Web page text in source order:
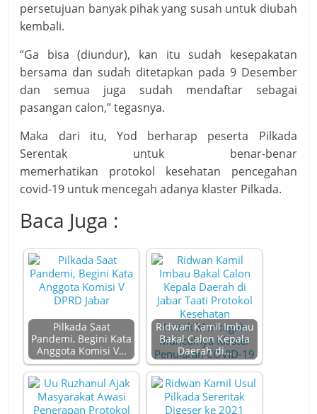
persetujuan banyak pihak yang susah untuk diubah
kembali.
“Ga bisa (diundur), kan itu sudah kesepakatan
bersama dan sudah ditetapkan pada 9 Desember
dan semua juga sudah mendaftar sebagai
pasangan calon,” tegasnya.
Maka dari itu, Yod berharap peserta Pilkada
Serentak untuk benar-benar
memerhatikan protokol kesehatan pencegahan
covid-19 untuk mencegah adanya klaster Pilkada.
Baca Juga :
Pilkada Saat
Pandemi, Begini Kata
Anggota Komisi V…
Ridwan Kamil Imbau
Bakal Calon Kepala
Daerah di…